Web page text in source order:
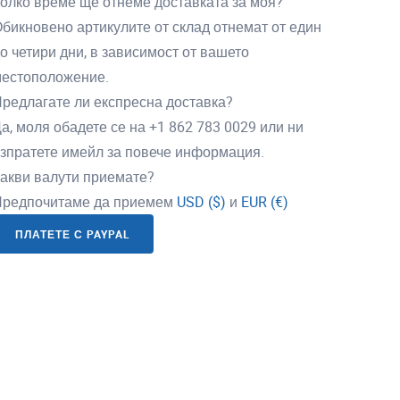
артикулите от склад отнемат от един
четири дни, в зависимост от вашето
ли експресна доставка?
моля обадете се на +1 862 783 0029 или ни
имейл за повече информация.
валути приемате?
да приемем USD ($) и EUR (€)
ПЛАТЕТЕ С PAYPAL